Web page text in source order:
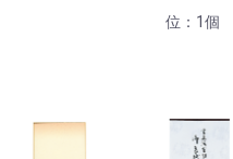
位：1個